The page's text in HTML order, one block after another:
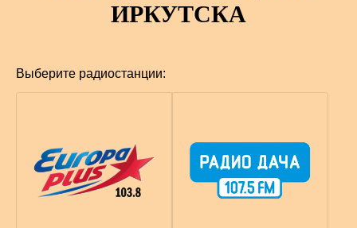
ИРКУТСКА
Выберите радиостанции: